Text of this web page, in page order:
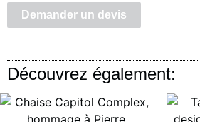
Demander un devis
Découvrez également: